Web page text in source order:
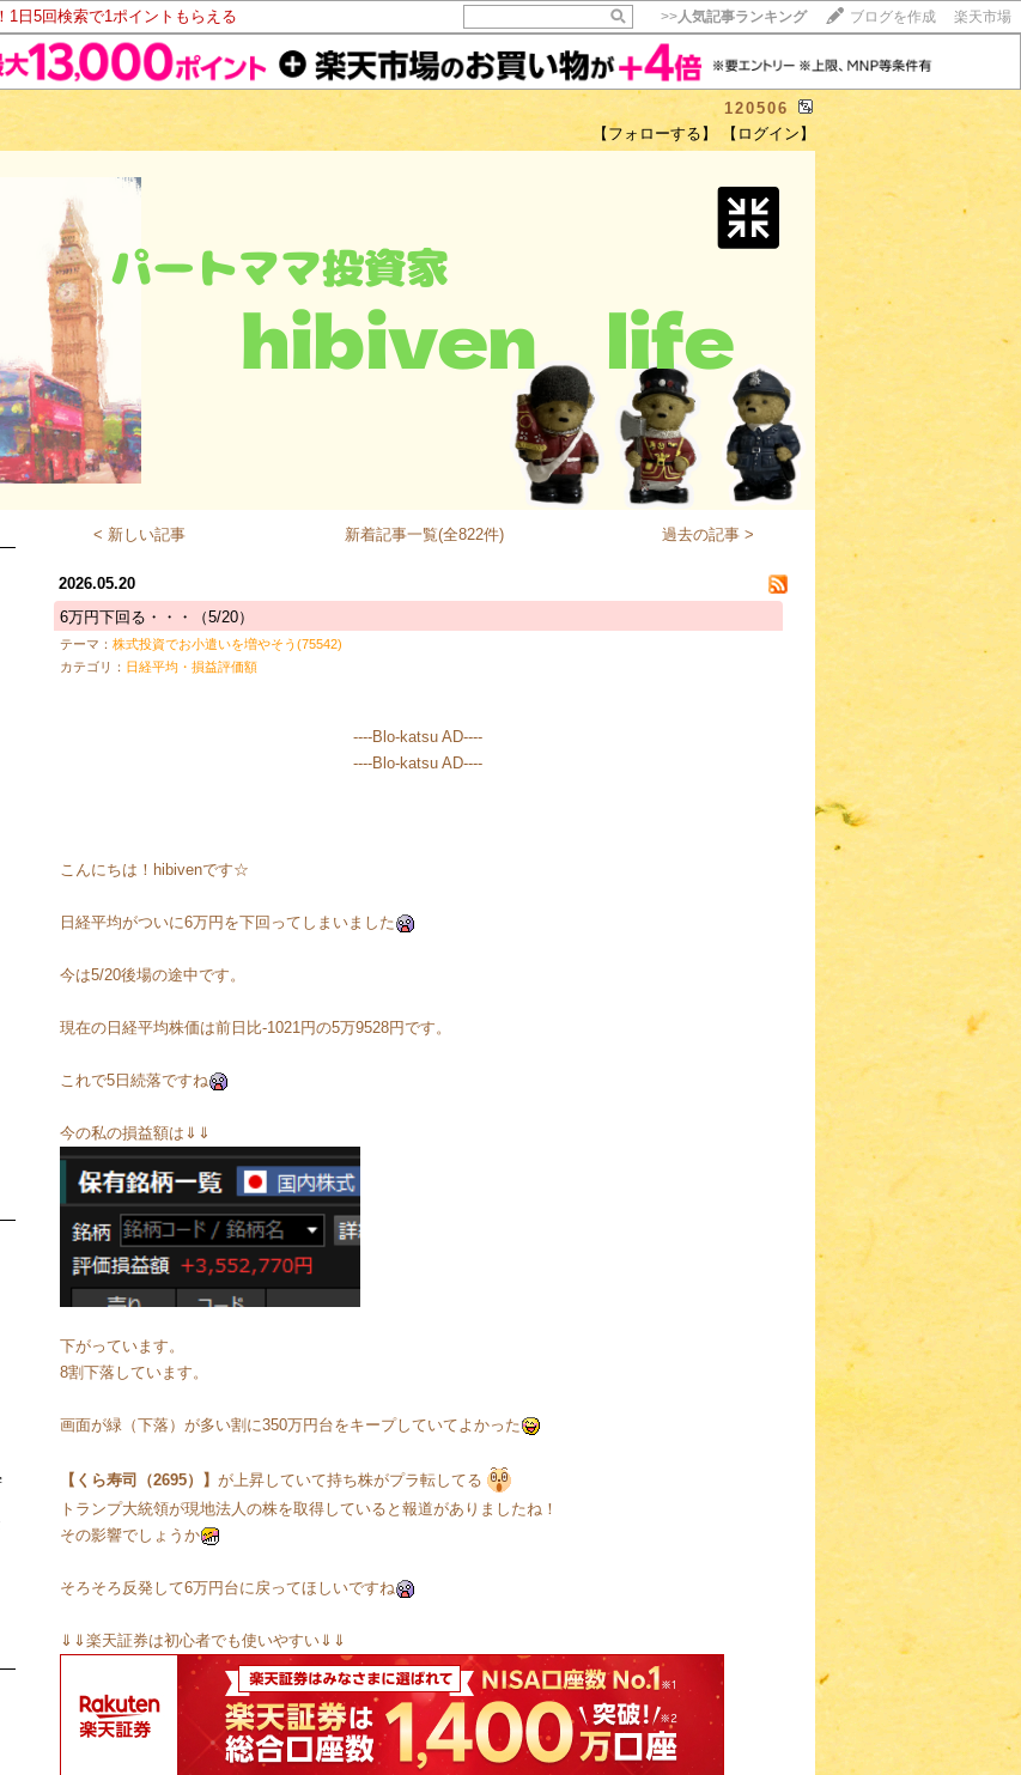
1日5回検索で1ポイントもらえる >>人気記事ランキング ブログを作成 楽天市場
120506
【フォローする】 【ログイン】
【毎日開催】
15記事にいいね！で1ポイント
いいね! --/
< 新しい記事 新着記事一覧(全822件) 過去の記事 >
2026.05.20
6万円下回る・・・（5/20）
テーマ：株式投資でお小遣いを増やそう(75542)
カテゴリ： 日経平均・損益評価額
----Blo-katsu AD----
----Blo-katsu AD----
こんにちは！hibivenです☆
日経平均がついに6万円を下回ってしまいました
今は5/20後場の途中です。
現在の日経平均株価は前日比-1021円の5万9528円です。
これで5日続落ですね
今の私の損益額は⇓⇓
下がっています。
8割下落しています。
画面が緑（下落）が多い割に350万円台をキープしていてよかった
【くら寿司（2695）】が上昇していて持ち株がプラ転してる
トランプ大統領が現地法人の株を取得していると報道がありましたね！
その影響でしょうか
そろそろ反発して6万円台に戻ってほしいですね
⇓⇓楽天証券は初心者でも使いやすい⇓⇓